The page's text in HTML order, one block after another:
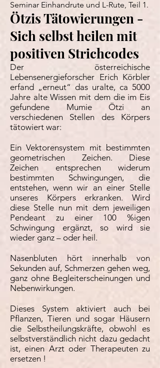
Seminar Einhandrute und L-Rute, Teil 1.
Ötzis Tätowierungen -
Sich selbst heilen mit
positiven Strichcodes
Der österreichische
Lebensenergieforscher Erich Körbler
erfand „erneut“ das uralte, ca 5000
Jahre alte Wissen mit dem die im Eis
gefundene Mumie Ötzi an
verschiedenen Stellen des Körpers
tätowiert war:
Ein Vektorensystem mit bestimmten
geometrischen Zeichen. Diese
Zeichen entsprechen widerum
bestimmten Schwingungen, die
entstehen, wenn wir an einer Stelle
unseres Körpers erkranken. Wird
diese Stelle nun mit dem jeweiligen
Pendeant zu einer 100 %igen
Schwingung ergänzt, so wird sie
wieder ganz – oder heil.
Nasenbluten hört innerhalb von
Sekunden auf, Schmerzen gehen weg,
ganz ohne Begleiterscheinungen und
Nebenwirkungen.
Dieses System aktiviert auch bei
Pflanzen, Tieren und sogar Häusern
die Selbstheilungskräfte, obwohl es
selbstverständlich nicht dazu gedacht
ist, einen Arzt oder Therapeuten zu
ersetzen !